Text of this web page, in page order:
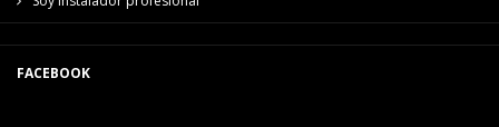
FACEBOOK